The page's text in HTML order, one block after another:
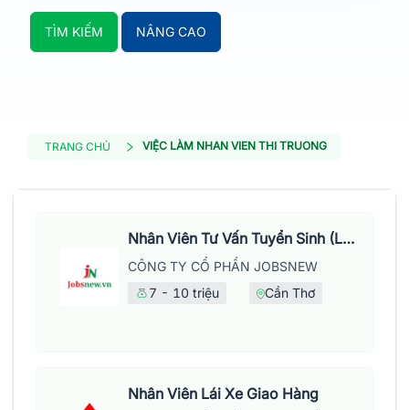
TÌM KIẾM NÂNG CAO
TRANG CHỦ VIỆC LÀM NHAN VIEN THI TRUONG
Nhân Viên Tư Vấn Tuyển Sinh (Làm Việc Tại Văn Phòng)
CÔNG TY CỔ PHẦN JOBSNEW
7 - 10 triệu
Cần Thơ
Nhân Viên Lái Xe Giao Hàng